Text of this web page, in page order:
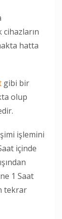
cihazların
hatta
gibi bir
olup
işlemini
içinde
1 Saat
tekrar